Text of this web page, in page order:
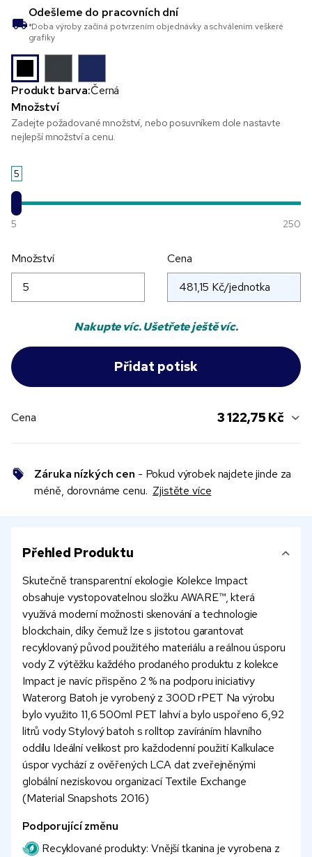
Odešleme do pracovních dní
*Doba výroby začíná potvrzením objednávky a schválením veškeré
grafiky
Produkt barva:Černá
Množství
Zadejte požadované množství, nebo posuvníkem dole nastavte
nejlepší množství a cenu.
5
5 250
Množství Cena
Nakupte víc. Ušetřete ještě víc.
Cena 3 122,75 Kč
Záruka nízkých cen - Pokud výrobek najdete jinde za
méně, dorovnáme cenu. Zjistěte více
Přehled Produktu
Skutečně transparentní ekologie Kolekce Impact
obsahuje vystopovatelnou složku AWARE™, která
využívá moderní možnosti skenování a technologie
blockchain, díky čemuž lze s jistotou garantovat
recyklovaný původ použitého materiálu a reálnou úsporu
vody Z výtěžku každého prodaného produktu z kolekce
Impact je navíc přispěno 2 % na podporu iniciativy
Waterorg Batoh je vyrobený z 300D rPET Na výrobu
bylo využito 11,6 500ml PET lahví a bylo uspořeno 6,92
litrů vody Stylový batoh s rolltop zavíráním hlavního
oddílu Ideální velikost pro každodenní použití Kalkulace
úspor vychází z ověřených LCA dat zveřejněnými
globální neziskovou organizací Textile Exchange
(Material Snapshots 2016)
Podporující změnu
Recyklované produkty: Vnější tkanina je vyrobena z